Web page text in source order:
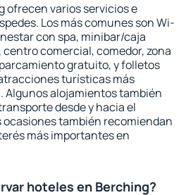
ofrecen varios servicios e
Los más comunes son Wi-
con spa, minibar/caja
comercial, comedor, zona
gratuito, y folletos
turísticas más
Algunos alojamientos también
desde y hacia el
también recomiendan
más importantes en
hoteles en Berching?